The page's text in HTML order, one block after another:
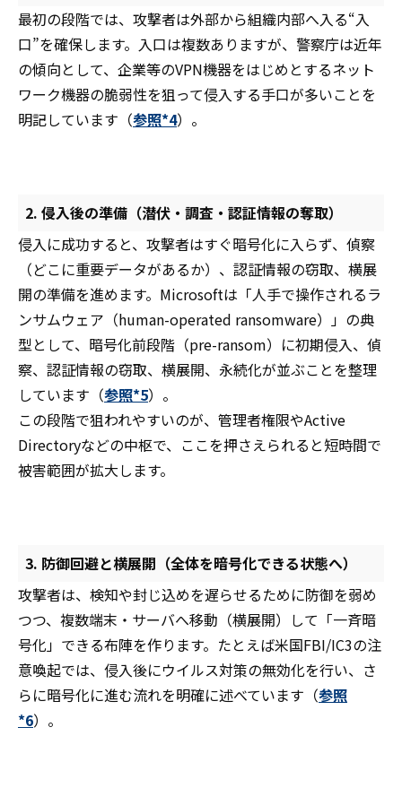
最初の段階では、攻撃者は外部から組織内部へ入る“入
口”を確保します。入口は複数ありますが、警察庁は近年
の傾向として、企業等のVPN機器をはじめとするネット
ワーク機器の脆弱性を狙って侵入する手口が多いことを
明記しています（参照*4）。
2. 侵入後の準備（潜伏・調査・認証情報の奪取）
侵入に成功すると、攻撃者はすぐ暗号化に入らず、偵察
（どこに重要データがあるか）、認証情報の窃取、横展
開の準備を進めます。Microsoftは「人手で操作されるラ
ンサムウェア（human-operated ransomware）」の典
型として、暗号化前段階（pre-ransom）に初期侵入、偵
察、認証情報の窃取、横展開、永続化が並ぶことを整理
しています（参照*5）。
この段階で狙われやすいのが、管理者権限やActive
Directoryなどの中枢で、ここを押さえられると短時間で
被害範囲が拡大します。
3. 防御回避と横展開（全体を暗号化できる状態へ）
攻撃者は、検知や封じ込めを遅らせるために防御を弱め
つつ、複数端末・サーバへ移動（横展開）して「一斉暗
号化」できる布陣を作ります。たとえば米国FBI/IC3の注
意喚起では、侵入後にウイルス対策の無効化を行い、さ
らに暗号化に進む流れを明確に述べています（参照
*6）。